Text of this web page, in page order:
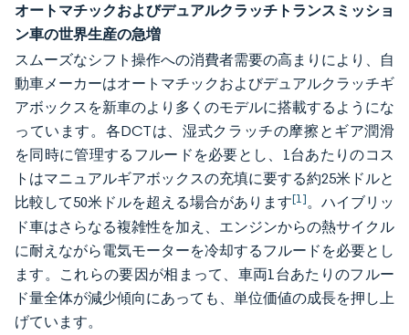
オートマチックおよびデュアルクラッチトランスミッショ
ン車の世界生産の急増
スムーズなシフト操作への消費者需要の高まりにより、自
動車メーカーはオートマチックおよびデュアルクラッチギ
アボックスを新車のより多くのモデルに搭載するようにな
っています。各DCTは、湿式クラッチの摩擦とギア潤滑
を同時に管理するフルードを必要とし、1台あたりのコス
トはマニュアルギアボックスの充填に要する約25米ドルと
比較して50米ドルを超える場合があります[1]。ハイブリッ
ド車はさらなる複雑性を加え、エンジンからの熱サイクル
に耐えながら電気モーターを冷却するフルードを必要とし
ます。これらの要因が相まって、車両1台あたりのフルー
ド量全体が減少傾向にあっても、単位価値の成長を押し上
げています。